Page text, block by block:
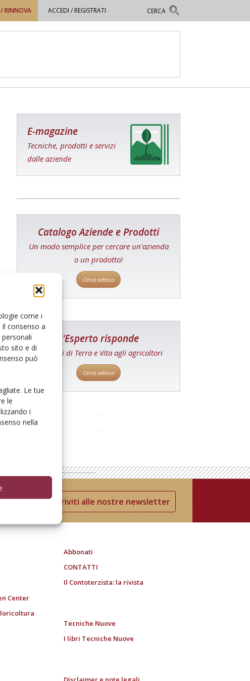
come i
consenso a
sito e di
può
Le tue
le
i
nella
RINNOVA ACCEDI / REGISTRATI
E-magazine
Tecniche, prodotti e servizi
dalle aziende
Catalogo Aziende e Prodotti
Un modo semplice per cercare un'azienda
o un prodotto!
Cerca adesso
L'Esperto risponde
I consigli di Terra e Vita agli agricoltori
Cerca adesso
Iscriviti alle nostre newsletter
Center
Abbonati
CONTATTI
Il Contoterzista: la rivista
Tecniche Nuove
I libri Tecniche Nuove